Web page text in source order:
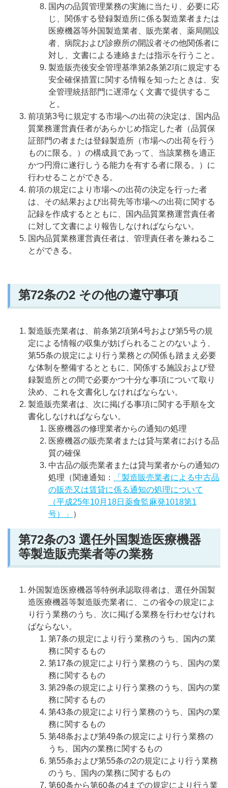
国内の品質管理業務の実施に当たり、必要に応
じ、関係する登録製造所に係る製造業者または
医療機器等外国製造業者、販売業者、薬局開設
者、病院および診療所の開設者その他関係者に
対し、文書による連絡または指示を行うこと。
製造販売後安全管理基準第2条第2項に規定する
安全確保措置に関する情報を知ったときは、安
全管理統括部門に遅滞なく文書で提供するこ
と。
前項第3号に規定する市場への出荷の決定は、国内品
質業務運営責任者があらかじめ指定した者（品質保
証部門の者または登録製造所（市場への出荷を行う
ものに限る。）の構成員であって、当該業務を適正
かつ円滑に遂行しうる能力を有する者に限る。）に
行わせることができる。
前項の規定により市場への出荷の決定を行った者
は、その結果および出荷先等市場への出荷に関する
記録を作成するとともに、国内品質業務運営責任者
に対して文書により報告しなければならない。
国内品質業務運営責任者は、管理責任者を兼ねるこ
とができる。
第72条の2 その他の遵守事項
製造販売業者は、前条第2項第4号および第5号の規
定による情報の収集が妨げられることのないよう、
第55条の規定により行う業務との関係も踏まえ必要
な体制を整備するとともに、関係する施設および登
録製造所との間で必要かつ十分な事項について取り
決め、これを文書化しなければならない。
製造販売業者は、次に掲げる事項に関する手順を文
書化しなければならない。
医療機器の修理業者からの通知の処理
医療機器の販売業者または貸与業者における品
質の確保
中古品の販売業者または貸与業者からの通知の
処理（関連通知：
「製造販売業者による中古品
の販売又は賃貸に係る通知の処理について
（平成25年10月18日薬食監麻発1018第1
号）」
）
第72条の3 選任外国製造医療機器
等製造販売業者等の業務
外国製造医療機器等特例承認取得者は、選任外国製
造医療機器等製造販売業者に、この省令の規定によ
り行う業務のうち、次に掲げる業務を行わせなけれ
ばならない。
第7条の規定により行う業務のうち、国内の業
務に関するもの
第17条の規定により行う業務のうち、国内の業
務に関するもの
第29条の規定により行う業務のうち、国内の業
務に関するもの
第43条の規定により行う業務のうち、国内の業
務に関するもの
第48条および第49条の規定により行う業務の
うち、国内の業務に関するもの
第55条および第55条の2の規定により行う業務
のうち、国内の業務に関するもの
第60条から第60条の4までの規定により行う業